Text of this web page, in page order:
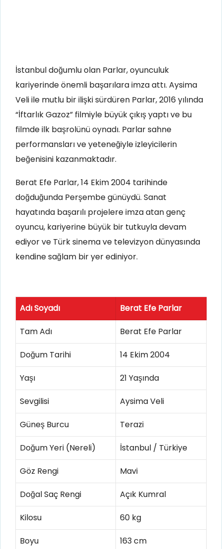
İstanbul doğumlu olan Parlar, oyunculuk
kariyerinde önemli başarılara imza attı. Aysima
Veli ile mutlu bir ilişki sürdüren Parlar, 2016 yılında
“İftarlık Gazoz” filmiyle büyük çıkış yaptı ve bu
filmde ilk başrolünü oynadı. Parlar sahne
performansları ve yeteneğiyle izleyicilerin
beğenisini kazanmaktadır.
Berat Efe Parlar, 14 Ekim 2004 tarihinde
doğduğunda Perşembe günüydü. Sanat
hayatında başarılı projelere imza atan genç
oyuncu, kariyerine büyük bir tutkuyla devam
ediyor ve Türk sinema ve televizyon dünyasında
kendine sağlam bir yer ediniyor.
Adı Soyadı Berat Efe Parlar
Tam Adı Berat Efe Parlar
Doğum Tarihi 14 Ekim 2004
Yaşı 21 Yaşında
Sevgilisi Aysima Veli
Güneş Burcu Terazi
Doğum Yeri (Nereli) İstanbul / Türkiye
Göz Rengi Mavi
Doğal Saç Rengi Açık Kumral
Kilosu 60 kg
Boyu 163 cm